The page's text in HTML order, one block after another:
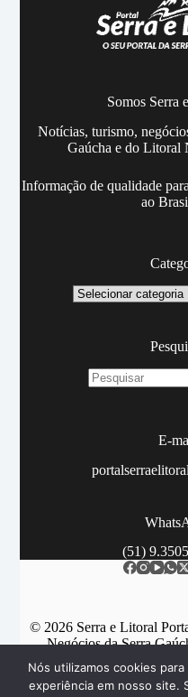
Somos Serra
Notícias, turismo,
Gaúcha e do Litoral
Informação de qualidade
ao
Categoria
E-
(51)
© 2026 Serra e Litoral
Negócios da Serra
Nós utilizamos cookies
experiência em nosso site.